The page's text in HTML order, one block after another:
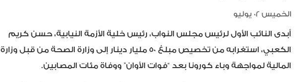
الخميس 02 يوليو
أبدى النائب الأول لرئيس مجلس النواب، رئيس خلية الأزمة النيابية، حسن كريم
الكعبي، استغرابه من تخصيص مبلغ 50 مليار دينار إلى وزارة الصحة من قبل وزارة
المالية لمواجهة وباء كورونا بعد “فوات الأوان” ووفاة مئات المصابين.